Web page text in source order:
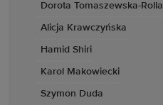
Dorota Tomaszewska-Rolla
Alicja Krawczyńska
Hamid Shiri
Karol Makowiecki
Szymon Duda